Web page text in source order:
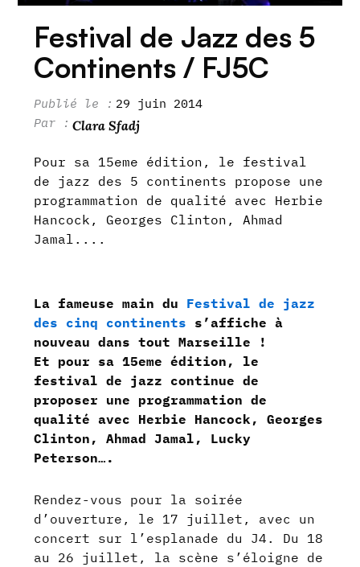
Festival de Jazz des 5
Continents / FJ5C
29 juin 2014
Clara Sfadj
Pour sa 15eme édition, le festival
de jazz des 5 continents propose une
programmation de qualité avec Herbie
Hancock, Georges Clinton, Ahmad
Jamal....
La fameuse main du Festival de jazz
des cinq continents s’affiche à
nouveau dans tout Marseille !
Et pour sa 15eme édition, le
festival de jazz continue de
proposer une programmation de
qualité avec Herbie Hancock, Georges
Clinton, Ahmad Jamal, Lucky
Peterson….
Rendez-vous pour la soirée
d’ouverture, le 17 juillet, avec un
concert sur l’esplanade du J4. Du 18
au 26 juillet, la scène s’éloigne de